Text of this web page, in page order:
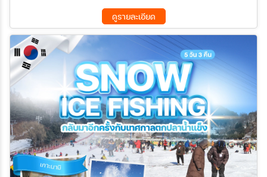
25 ธ.ค. 69 - 29 ธ.ค. 69
27 ธ.ค. 69 - 31 ธ.ค. 69
28 ธ.ค. 69 - 01 ม.ค. 70
29 ธ.ค. 69 - 02 ม.ค. 70
30 ธ.ค. 69 - 03 ม.ค. 70
31 ธ.ค. 69 - 04 ม.ค. 70
01 ม.ค. 70 - 05 ม.ค. 70
06 ม.ค. 70 - 10 ม.ค. 70
13 ม.ค. 70 - 17 ม.ค. 70
20 ม.ค. 70 - 24 ม.ค. 70
27 ม.ค. 70 - 31 ม.ค. 70
03 ก.พ. 70 - 07 ก.พ. 70
10 ก.พ. 70 - 14 ก.พ. 70
17 ก.พ. 70 - 21 ก.พ. 70
24 ก.พ. 70 - 28 ก.พ. 70
03 มี.ค 70 - 07 มี.ค 70
10 มี.ค 70 - 14 มี.ค 70
17 มี.ค 70 - 21 มี.ค 70
ดูรายละเอียด